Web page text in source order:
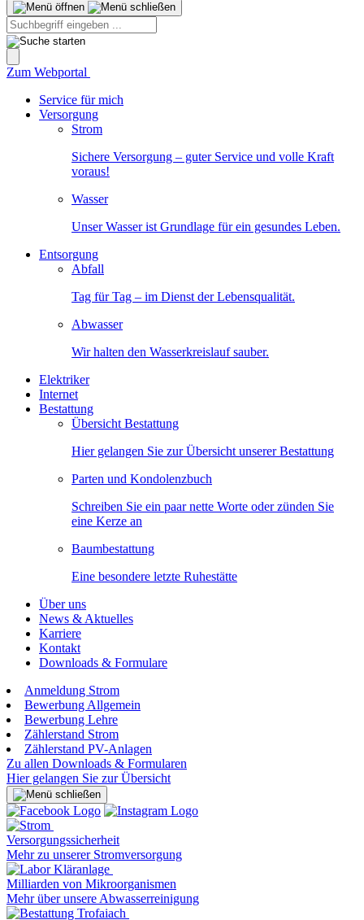
Zum Webportal
Service für mich
Versorgung
Strom
Sichere Versorgung – guter Service und volle Kraft
voraus!
Wasser
Unser Wasser ist Grundlage für ein gesundes Leben.
Entsorgung
Abfall
Tag für Tag – im Dienst der Lebensqualität.
Abwasser
Wir halten den Wasserkreislauf sauber.
Elektriker
Internet
Bestattung
Übersicht Bestattung
Hier gelangen Sie zur Übersicht unserer Bestattung
Parten und Kondolenzbuch
Schreiben Sie ein paar nette Worte oder zünden Sie
eine Kerze an
Baumbestattung
Eine besondere letzte Ruhestätte
Über uns
News & Aktuelles
Karriere
Kontakt
Downloads & Formulare
Anmeldung Strom
Bewerbung Allgemein
Bewerbung Lehre
Zählerstand Strom
Zählerstand PV-Anlagen
Zu allen Downloads & Formularen
Hier gelangen Sie zur Übersicht
Versorgungssicherheit
Mehr zu unserer Stromversorgung
Milliarden von Mikroorganismen
Mehr über unsere Abwasserreinigung